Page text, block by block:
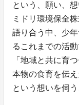
という、願い、
ミドリ環境保全
語り合う中、少
るこれまでの活
「地域と共に育
本物の食育を伝え
という想いを伺